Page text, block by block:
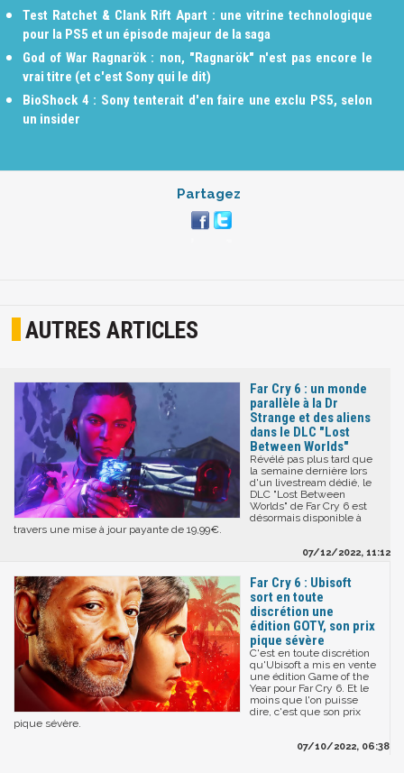
Test Ratchet & Clank Rift Apart : une vitrine technologique
pour la PS5 et un épisode majeur de la saga
God of War Ragnarök : non, "Ragnarök" n'est pas encore le
vrai titre (et c'est Sony qui le dit)
BioShock 4 : Sony tenterait d'en faire une exclu PS5, selon
un insider
Partagez
AUTRES ARTICLES
Far Cry 6 : un monde
parallèle à la Dr
Strange et des aliens
dans le DLC "Lost
Between Worlds"
Révélé pas plus tard que
la semaine dernière lors
d'un livestream dédié, le
DLC "Lost Between
Worlds" de Far Cry 6 est
désormais disponible à
travers une mise à jour payante de 19,99€.
07/12/2022, 11:12
Far Cry 6 : Ubisoft
sort en toute
discrétion une
édition GOTY, son prix
pique sévère
C'est en toute discrétion
qu'Ubisoft a mis en vente
une édition Game of the
Year pour Far Cry 6. Et le
moins que l'on puisse
dire, c'est que son prix
pique sévère.
07/10/2022, 06:38